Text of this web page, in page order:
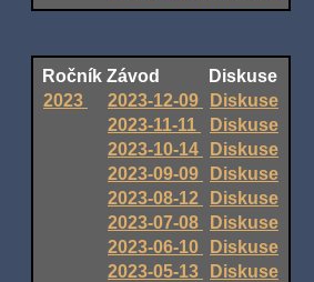
Ročník Závod
Diskuse
2023
2023-12-09
Diskuse
2023-11-11
Diskuse
2023-10-14
Diskuse
2023-09-09
Diskuse
2023-08-12
Diskuse
2023-07-08
Diskuse
2023-06-10
Diskuse
2023-05-13
Diskuse